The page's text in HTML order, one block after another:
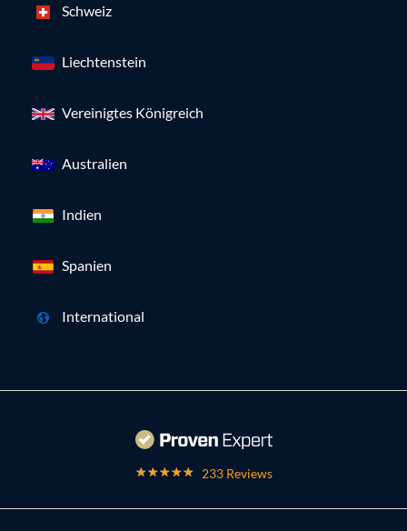
Schweiz
Liechtenstein
Vereinigtes Königreich
Australien
Indien
Spanien
International
233 Reviews